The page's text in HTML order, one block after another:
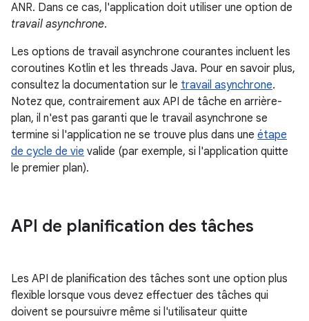
ANR. Dans ce cas, l'application doit utiliser une option de
travail asynchrone.
Les options de travail asynchrone courantes incluent les
coroutines Kotlin et les threads Java. Pour en savoir plus,
consultez la documentation sur le travail asynchrone.
Notez que, contrairement aux API de tâche en arrière-
plan, il n'est pas garanti que le travail asynchrone se
termine si l'application ne se trouve plus dans une étape
de cycle de vie valide (par exemple, si l'application quitte
le premier plan).
API de planification des tâches
Les API de planification des tâches sont une option plus
flexible lorsque vous devez effectuer des tâches qui
doivent se poursuivre même si l'utilisateur quitte